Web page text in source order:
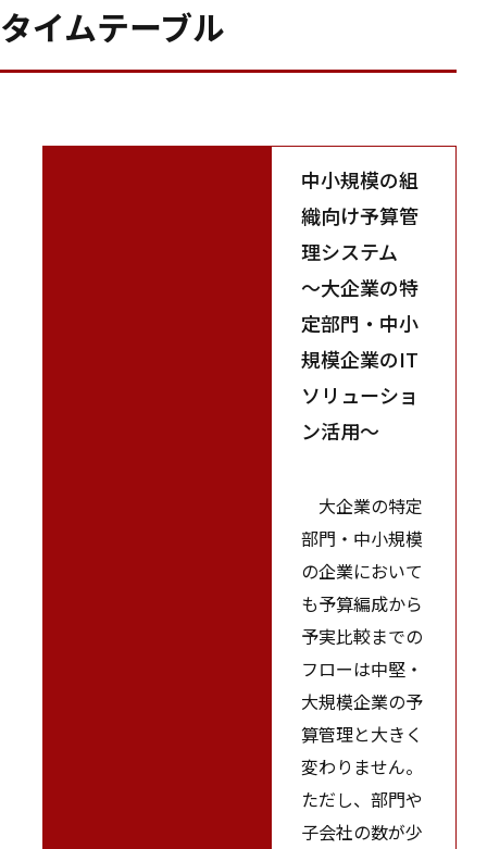
タイムテーブル
中小規模の組
織向け予算管
理システム
～大企業の特
定部門・中小
規模企業のIT
ソリューショ
ン活用～
大企業の特定
部門・中小規模
の企業において
も予算編成から
予実比較までの
フローは中堅・
大規模企業の予
算管理と大きく
変わりません。
ただし、部門や
子会社の数が少